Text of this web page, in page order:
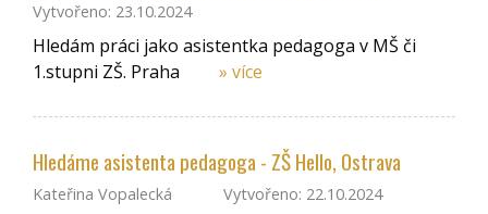
Vytvořeno: 23.10.2024
Hledám práci jako asistentka pedagoga v MŠ či
1.stupni ZŠ. Praha
» více
Hledáme asistenta pedagoga - ZŠ Hello, Ostrava
Kateřina Vopalecká Vytvořeno: 22.10.2024